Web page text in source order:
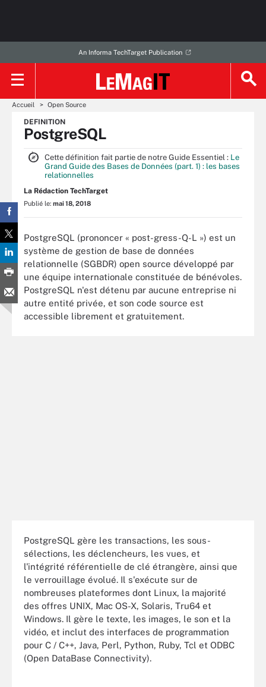
An Informa TechTarget Publication
Accueil Open Source
DEFINITION
PostgreSQL
Cette définition fait partie de notre Guide Essentiel : Le
Grand Guide des Bases de Données (part. 1) : les bases
relationnelles
La Rédaction TechTarget
Publié le: mai 18, 2018
PostgreSQL (prononcer « post-gress-Q-L ») est un
système de gestion de base de données
relationnelle (SGBDR) open source développé par
une équipe internationale constituée de bénévoles.
PostgreSQL n'est détenu par aucune entreprise ni
autre entité privée, et son code source est
accessible librement et gratuitement.
PostgreSQL gère les transactions, les sous-
sélections, les déclencheurs, les vues, et
l'intégrité référentielle de clé étrangère, ainsi que
le verrouillage évolué. Il s'exécute sur de
nombreuses plateformes dont Linux, la majorité
des offres UNIX, Mac OS-X, Solaris, Tru64 et
Windows. Il gère le texte, les images, le son et la
vidéo, et inclut des interfaces de programmation
pour C / C++, Java, Perl, Python, Ruby, Tcl et ODBC
(Open DataBase Connectivity).